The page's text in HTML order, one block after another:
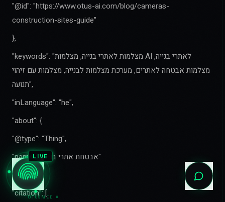
"@id": "https://www.otus-ai.com/blog/cameras-
construction-sites-guide"
},
"keywords": "מצלמות לאתרי בנייה, מצלמות AI לאתרי בנייה,
מצלמות אבטחה לאתרים, מערכת מצלמות לבנייה, מצלמות עם זיהוי
תנועה",
"inLanguage": "he",
"about": {
"@type": "Thing",
"name": "אבטחת אתרי בנייה"
},
"citation": [
LIVE
OTUSMEDIA